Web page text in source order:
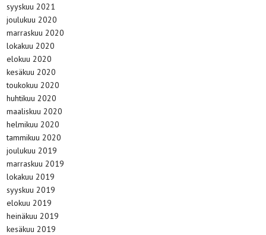
syyskuu 2021
joulukuu 2020
marraskuu 2020
lokakuu 2020
elokuu 2020
kesäkuu 2020
toukokuu 2020
huhtikuu 2020
maaliskuu 2020
helmikuu 2020
tammikuu 2020
joulukuu 2019
marraskuu 2019
lokakuu 2019
syyskuu 2019
elokuu 2019
heinäkuu 2019
kesäkuu 2019